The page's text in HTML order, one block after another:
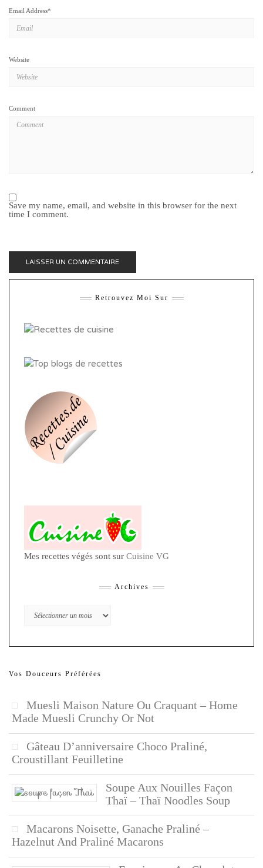
Email Address*
Website
Comment
Save my name, email, and website in this browser for the next
time I comment.
Retrouvez Moi Sur
Mes recettes végés sont sur Cuisine VG
Archives
Archives
Vos Douceurs Préférées
Muesli Maison Nature Ou Craquant – Home
Made Muesli Crunchy Or Not
Gâteau D’anniversaire Choco Praliné,
Croustillant Feuilletine
Soupe Aux Nouilles Façon
Thaï – Thaï Noodles Soup
Macarons Noisette, Ganache Praliné –
Hazelnut And Praliné Macarons